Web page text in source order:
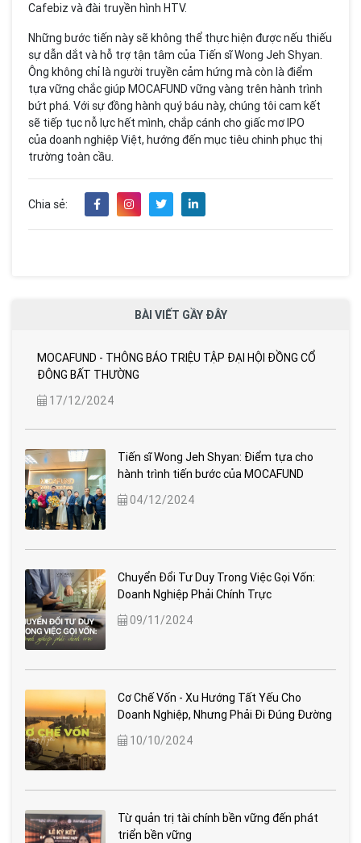
Cafebiz và đài truyền hình HTV.
Những bước tiến này sẽ không thể thực hiện được nếu thiếu
sự dẫn dắt và hỗ trợ tận tâm của Tiến sĩ Wong Jeh Shyan.
Ông không chỉ là người truyền cảm hứng mà còn là điểm
tựa vững chắc giúp MOCAFUND vững vàng trên hành trình
bứt phá. Với sự đồng hành quý báu này, chúng tôi cam kết
sẽ tiếp tục nỗ lực hết mình, chắp cánh cho giấc mơ IPO
của doanh nghiệp Việt, hướng đến mục tiêu chinh phục thị
trường toàn cầu.
Chia sẻ:
BÀI VIẾT GẦY ĐÂY
MOCAFUND - THÔNG BÁO TRIỆU TẬP ĐẠI HỘI ĐỒNG CỔ
ĐÔNG BẤT THƯỜNG
17/12/2024
Tiến sĩ Wong Jeh Shyan: Điểm tựa cho
hành trình tiến bước của MOCAFUND
04/12/2024
Chuyển Đổi Tư Duy Trong Việc Gọi Vốn:
Doanh Nghiệp Phải Chính Trực
09/11/2024
Cơ Chế Vốn - Xu Hướng Tất Yếu Cho
Doanh Nghiệp, Nhưng Phải Đi Đúng Đường
10/10/2024
Từ quản trị tài chính bền vững đến phát
triển bền vững